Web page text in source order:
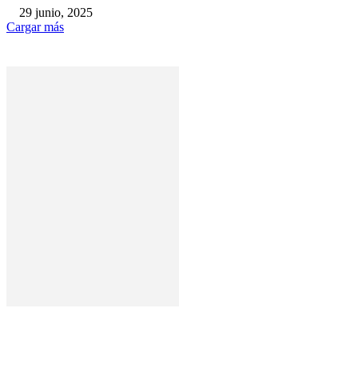
29 junio, 2025
Cargar más